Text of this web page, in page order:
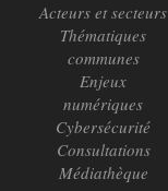
Acteurs et secteurs
Thématiques
communes
Enjeux
numériques
Cybersécurité
Consultations
Médiathèque